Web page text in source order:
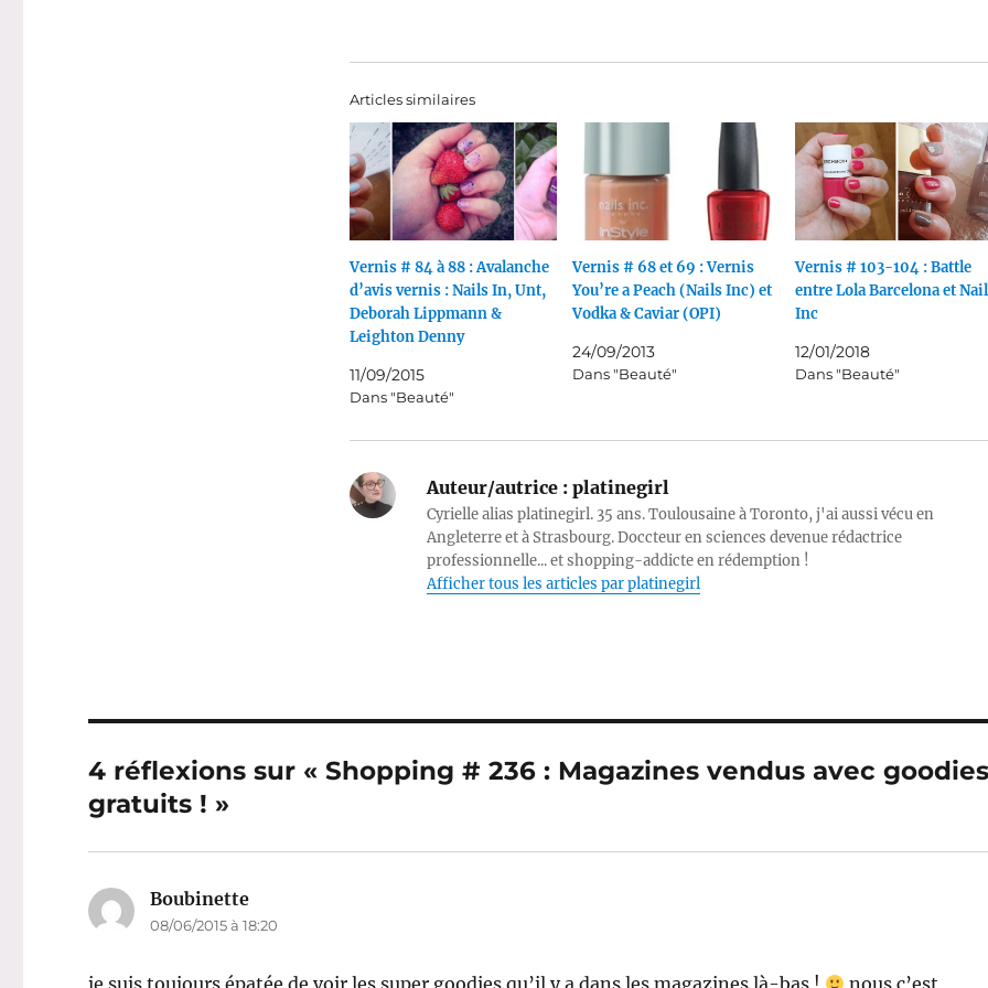
Articles similaires
Vernis # 84 à 88 : Avalanche
d’avis vernis : Nails In, Unt,
Deborah Lippmann &
Leighton Denny
11/09/2015
Dans "Beauté"
Vernis # 68 et 69 : Vernis
You’re a Peach (Nails Inc) et
Vodka & Caviar (OPI)
24/09/2013
Dans "Beauté"
Vernis # 103-104 : Battle
entre Lola Barcelona et
Inc
12/01/2018
Dans "Beauté"
Auteur/autrice :platinegirl
Cyrielle alias platinegirl. 35 ans. Toulousaine à Toronto, j'ai aussi vécu en
Angleterre et à Strasbourg. Doccteur en sciences devenue rédactrice
professionnelle... et shopping-addicte en rédemption !
Afficher tous les articles par platinegirl
4 réflexions sur « Shopping # 236 : Magazines vendus avec
gratuits ! »
Boubinette
08/06/2015 à 18:20